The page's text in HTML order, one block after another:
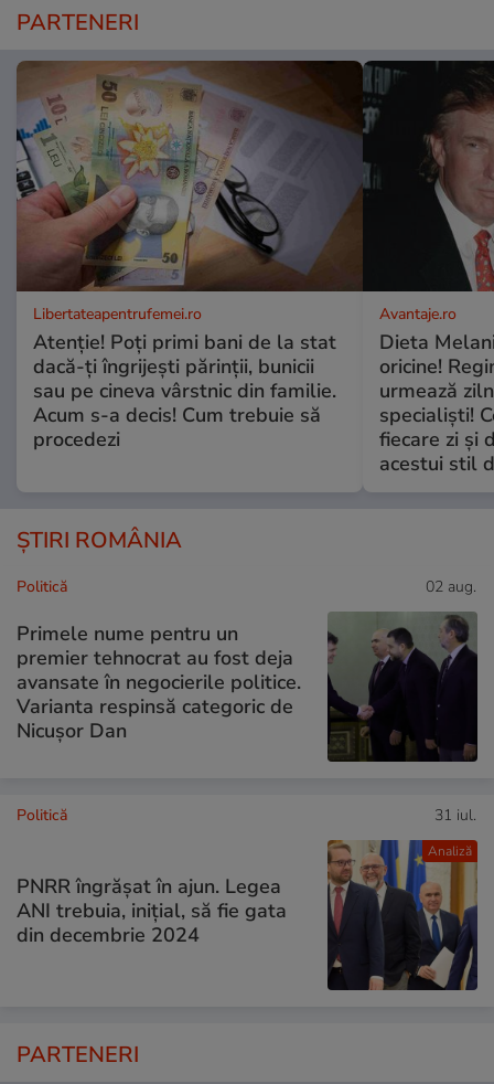
PARTENERI
Libertateapentrufemei.ro
Atenție! Poți primi bani de la stat
dacă-ți îngrijești părinții, bunicii
sau pe cineva vârstnic din familie.
Acum s-a decis! Cum trebuie să
procedezi
Avantaje.ro
Dieta
oricine!
urmează
specialiști!
fiecare zi și
acestui stil
ȘTIRI ROMÂNIA
Politică 02 aug.
Primele nume pentru un
premier tehnocrat au fost deja
avansate în negocierile politice.
Varianta respinsă categoric de
Nicușor Dan
Analiză
Politică 31 iul.
PNRR îngrășat în ajun. Legea
ANI trebuia, inițial, să fie gata
din decembrie 2024
PARTENERI